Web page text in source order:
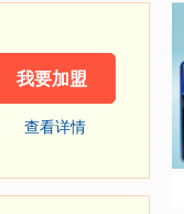
我要加盟
查看详情